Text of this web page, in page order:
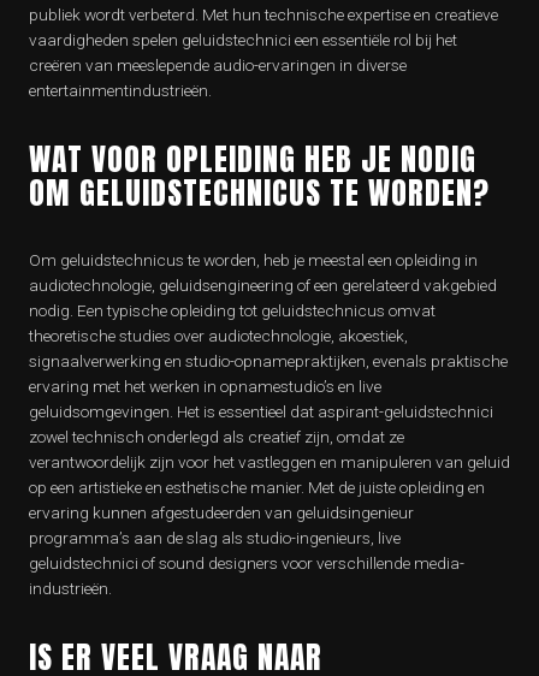
publiek wordt verbeterd. Met hun technische expertise en creatieve
vaardigheden spelen geluidstechnici een essentiële rol bij het
creëren van meeslepende audio-ervaringen in diverse
entertainmentindustrieën.
WAT VOOR OPLEIDING HEB JE NODIG
OM GELUIDSTECHNICUS TE WORDEN?
Om geluidstechnicus te worden, heb je meestal een opleiding in
audiotechnologie, geluidsengineering of een gerelateerd vakgebied
nodig. Een typische opleiding tot geluidstechnicus omvat
theoretische studies over audiotechnologie, akoestiek,
signaalverwerking en studio-opnamepraktijken, evenals praktische
ervaring met het werken in opnamestudio’s en live
geluidsomgevingen. Het is essentieel dat aspirant-geluidstechnici
zowel technisch onderlegd als creatief zijn, omdat ze
verantwoordelijk zijn voor het vastleggen en manipuleren van geluid
op een artistieke en esthetische manier. Met de juiste opleiding en
ervaring kunnen afgestudeerden van geluidsingenieur
programma’s aan de slag als studio-ingenieurs, live
geluidstechnici of sound designers voor verschillende media-
industrieën.
IS ER VEEL VRAAG NAAR